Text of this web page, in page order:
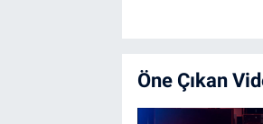
Öne Çıkan